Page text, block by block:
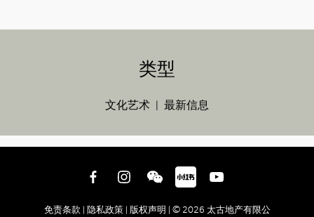
类型
文化艺术 最新信息
免责条款 | 隐私政策 | 版权声明 | © 2026 太古地产有限公